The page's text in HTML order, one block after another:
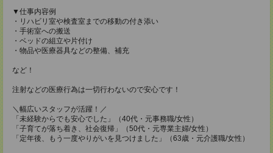
▼仕事内容例
・リハビリ室や検査室までの移動の付き添い
・手術室への搬送
・ベッドの組立や片付け
・物品や医療器具などの整備、補充
など！
注射などの医療行為は一切行わないので安心です！
＼幅広いスタッフが活躍！／
「未経験からでも安心でした」（40代・元事務職/女性）
「子育てが落ち着き、社会復帰」（50代・元専業主婦/女性）
「定年後、もう一度やりがいを見つけました」（63歳・元介護職/女性）